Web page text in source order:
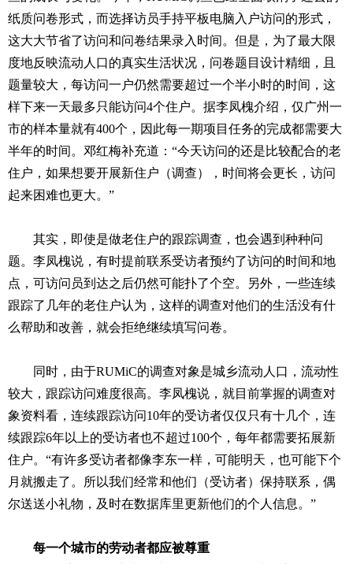
纸质问卷形式，而选择访员手持平板电脑入户访问的形式，
这大大节省了访问和问卷结果录入时间。但是，为了最大限
度地反映流动人口的真实生活状况，问卷题目设计精细，且
题量较大，每访问一户仍然需要超过一个半小时的时间，这
样下来一天最多只能访问4个住户。据李凤槐介绍，仅广州一
市的样本量就有400个，因此每一期项目任务的完成都需要大
半年的时间。邓红梅补充道：“今天访问的还是比较配合的老
住户，如果想要开展新住户（调查），时间将会更长，访问
起来困难也更大。”
其实，即使是做老住户的跟踪调查，也会遇到种种问
题。李凤槐说，有时提前联系受访者预约了访问的时间和地
点，可访问员到达之后仍然可能扑了个空。另外，一些连续
跟踪了几年的老住户认为，这样的调查对他们的生活没有什
么帮助和改善，就会拒绝继续填写问卷。
同时，由于RUMiC的调查对象是城乡流动人口，流动性
较大，跟踪访问难度很高。李凤槐说，就目前掌握的调查对
象资料看，连续跟踪访问10年的受访者仅仅只有十几个，连
续跟踪6年以上的受访者也不超过100个，每年都需要拓展新
住户。“有许多受访者都像李东一样，可能明天，也可能下个
月就搬走了。所以我们经常和他们（受访者）保持联系，偶
尔送送小礼物，及时在数据库里更新他们的个人信息。”
每一个城市的劳动者都应被尊重